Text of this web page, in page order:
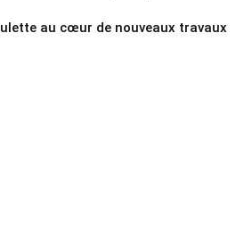
au cœur de nouveaux travaux